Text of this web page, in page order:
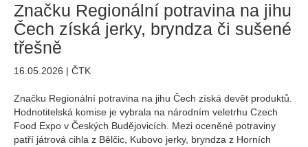
Značku Regionální potravina na jihu
Čech získá jerky, bryndza či sušené
třešně
16.05.2026 | ČTK
Značku Regionální potravina na jihu Čech získá devět produktů.
Hodnotitelská komise je vybrala na národním veletrhu Czech
Food Expo v Českých Budějovicích. Mezi oceněné potraviny
patří játrová cihla z Bělčic, Kubovo jerky, bryndza z Horních